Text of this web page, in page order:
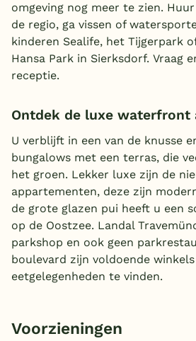
omgeving nog meer te zien.
de regio, ga vissen of
kinderen Sealife, het Tijgerpark
Hansa Park in Sierksdorf. Vraag
receptie.
Ontdek de luxe waterfront
U verblijft in een van de knusse
bungalows met een terras, die
het groen. Lekker luxe zijn de
appartementen, deze zijn
de grote glazen pui heeft u een
op de Oostzee. Landal
parkshop en ook geen
boulevard zijn voldoende
eetgelegenheden te vinden.
Voorzieningen